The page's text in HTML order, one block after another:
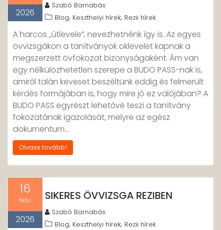
2026
Szabó Barnabás
Blog, Keszthelyi hírek, Rezii hírek
A harcos „útlevele”, nevezhetnénk így is. Az egyes
övvizsgákon a tanítványok oklevelet kapnak a
megszerzett övfokozat bizonyságaként. Ám van
egy nélkülözhetetlen szerepe a BUDO PASS-nak is,
amiről talán keveset beszéltünk eddig és felmerült
kérdés formájában is, hogy mire jó ez valójában? A
BUDO PASS egyrészt lehetővé teszi a tanítvány
fokozatának igazolását, melyre az egész
dokumentum…
Olvass tovább!
16
febr
2026
SIKERES ÖVVIZSGA REZIBEN
Szabó Barnabás
Blog, Keszthelyi hírek, Rezii hírek